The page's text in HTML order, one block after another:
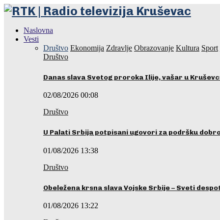
Naslovna
Vesti
Društvo Ekonomija Zdravlje Obrazovanje Kultura Sport
Društvo
Danas slava Svetog proroka Ilije, vašar u
02/08/2026 00:08
Društvo
U Palati Srbija potpisani ugovori za podršku
01/08/2026 13:38
Društvo
Obeležena krsna slava Vojske Srbije – Sveti
01/08/2026 13:22